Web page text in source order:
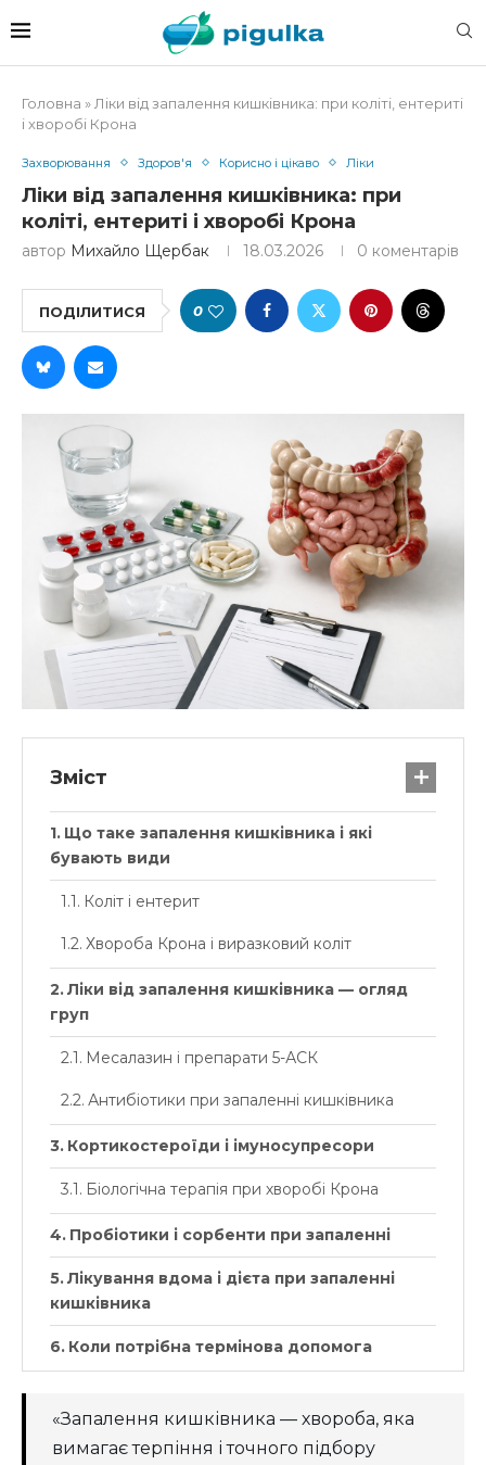
Головна » Ліки від запалення кишківника: при коліті, ентериті
і хворобі Крона
Захворювання Здоров'я Корисно і цікаво Ліки
Ліки від запалення кишківника: при
коліті, ентериті і хворобі Крона
автор Михайло Щербак 18.03.2026 0 коментарів
ПОДІЛИТИСЯ 0
Зміст
Що таке запалення кишківника і які
бувають види
Коліт і ентерит
Хвороба Крона і виразковий коліт
Ліки від запалення кишківника — огляд
груп
Месалазин і препарати 5-АСК
Антибіотики при запаленні кишківника
Кортикостероїди і імуносупресори
Біологічна терапія при хворобі Крона
Пробіотики і сорбенти при запаленні
Лікування вдома і дієта при запаленні
кишківника
Коли потрібна термінова допомога
«Запалення кишківника — хвороба, яка
вимагає терпіння і точного підбору